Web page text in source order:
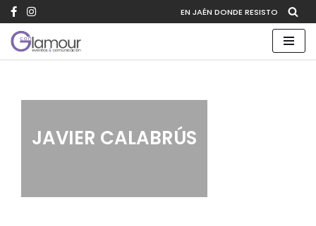
Saltar
al
EN JAÉN DONDE RESISTO
JAVIER CALABRÚS